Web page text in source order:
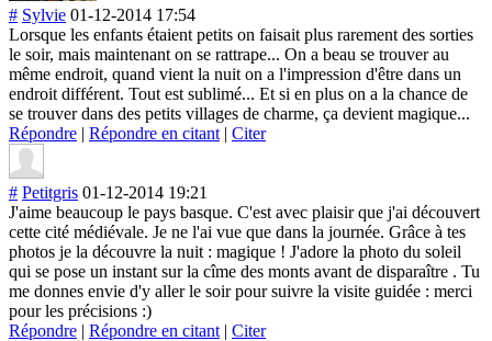
# Sylvie 01-12-2014 17:54
Lorsque les enfants étaient petits on faisait plus rarement des sorties
le soir, mais maintenant on se rattrape... On a beau se trouver au
même endroit, quand vient la nuit on a l'impression d'être dans un
endroit différent. Tout est sublimé... Et si en plus on a la chance de
se trouver dans des petits villages de charme, ça devient magique...
Répondre | Répondre en citant | Citer
# Petitgris 01-12-2014 19:21
J'aime beaucoup le pays basque. C'est avec plaisir que j'ai découvert
cette cité médiévale. Je ne l'ai vue que dans la journée. Grâce à tes
photos je la découvre la nuit : magique ! J'adore la photo du soleil
qui se pose un instant sur la cîme des monts avant de disparaître . Tu
me donnes envie d'y aller le soir pour suivre la visite guidée : merci
pour les précisions :)
Répondre | Répondre en citant | Citer